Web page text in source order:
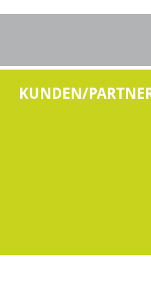
KUNDEN/